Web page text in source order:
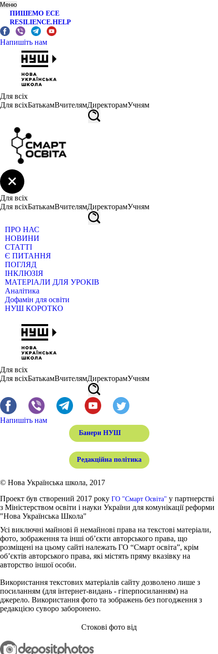
Меню
ПИШЕМО ЕСЕ
RESILIENCE.HELP
Напишіть нам
Для всіх
Для всіхБатькамВчителямДиректорамУчням
Для всіх
Для всіхБатькамВчителямДиректорамУчням
ПРО НАС
НОВИНИ
СТАТТІ
Є ПИТАННЯ
ПОГЛЯД
ІНКЛЮЗІЯ
МАТЕРІАЛИ ДЛЯ УРОКІВ
Аналітика
Дофамін для освіти
НУШ КОРОТКО
Для всіх
Для всіхБатькамВчителямДиректорамУчням
Напишіть нам
Банери НУШ
Редакційна політика
© Нова Українська школа, 2017
Проект був створений 2017 року ГО "Смарт Освіта" у партнерстві
з Міністерством освіти і науки України для комунікації реформи
"Нова Українська Школа"
Усі виключні майнові й немайнові права на текстові матеріали,
фото, зображення та інші об’єкти авторського права, що
розміщені на цьому сайті належать ГО “Смарт освіта”, крім
об’єктів авторського права, які містять пряму вказівку на
авторство іншої особи.
Використання текстових матеріалів сайту дозволено лише з
посиланням (для інтернет-видань - гіперпосиланням) на
джерело. Використання фото та зображень без погодження з
редакцією суворо заборонено.
Стокові фото від